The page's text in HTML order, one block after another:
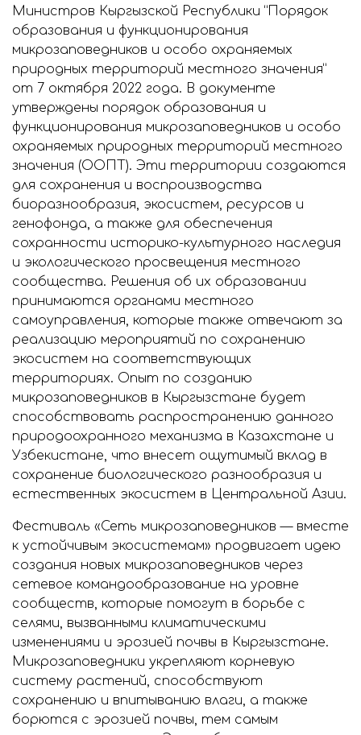
Министров Кыргызской Республики “Порядок
образования и функционирования
микрозаповедников и особо охраняемых
природных территорий местного значения”
от 7 октября 2022 года. В документе
утверждены порядок образования и
функционирования микрозаповедников и особо
охраняемых природных территорий местного
значения (ООПТ). Эти территории создаются
для сохранения и воспроизводства
биоразнообразия, экосистем, ресурсов и
генофонда, а также для обеспечения
сохранности историко-культурного наследия
и экологического просвещения местного
сообщества. Решения об их образовании
принимаются органами местного
самоуправления, которые также отвечают за
реализацию мероприятий по сохранению
экосистем на соответствующих
территориях. Опыт по созданию
микрозаповедников в Кыргызстане будет
способствовать распространению данного
природоохранного механизма в Казахстане и
Узбекистане, что внесет ощутимый вклад в
сохранение биологического разнообразия и
естественных экосистем в Центральной Азии.
Фестиваль «Сеть микрозаповедников — вместе
к устойчивым экосистемам» продвигает идею
создания новых микрозаповедников через
сетевое командообразование на уровне
сообществ, которые помогут в борьбе с
селями, вызванными климатическими
изменениями и эрозией почвы в Кыргызстане.
Микрозаповедники укрепляют корневую
систему растений, способствуют
сохранению и впитыванию влаги, а также
борются с эрозией почвы, тем самым